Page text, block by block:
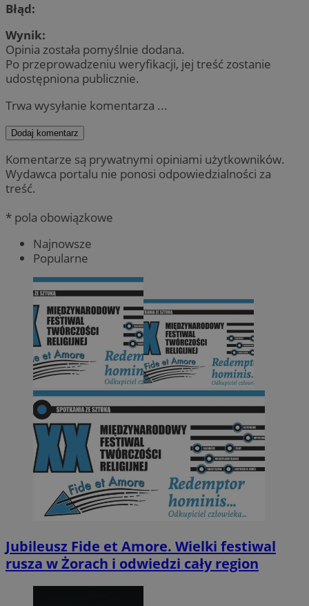
Błąd:
Wynik:
Opinia została pomyślnie dodana.
Po przeprowadzeniu weryfikacji, jej treść zostanie
udostępniona publicznie.
Trwa wysyłanie komentarza ...
Dodaj komentarz
Komentarze są prywatnymi opiniami użytkowników.
Wydawca portalu nie ponosi odpowiedzialności za
treść.
* pola obowiązkowe
Najnowsze
Popularne
Jubileusz Fide et Amore. Wielki festiwal
rusza w Żorach i odwiedzi cały region